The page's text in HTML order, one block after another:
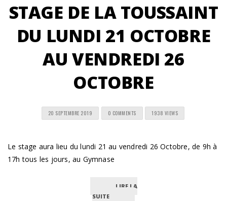
STAGE DE LA TOUSSAINT
DU LUNDI 21 OCTOBRE
AU VENDREDI 26
OCTOBRE
20 SEPTEMBRE 2019 0 COMMENTS 1938 VIEWS
Le stage aura lieu du lundi 21 au vendredi 26 Octobre, de 9h à
17h tous les jours, au Gymnase
LIRE LA
SUITE